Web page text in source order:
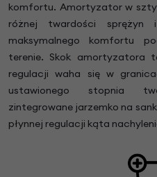
komfortu. Amortyzator w
różnej twardości sprężyn
maksymalnego komfortu
terenie. Skok amortyzatora
regulacji waha się w
ustawionego stopnia
zintegrowane jarzemko na
płynnej regulacji kąta